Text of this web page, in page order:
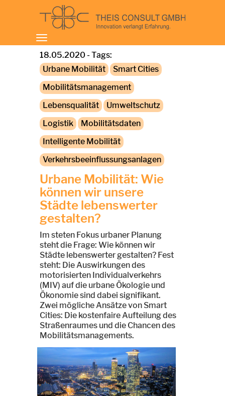
Toggle
navigation
18.05.2020 - Tags:
Urbane Mobilität
Smart Cities
Mobilitätsmanagement
Lebensqualität
Umweltschutz
Logistik
Mobilitätsdaten
Intelligente Mobilität
Verkehrsbeeinflussungsanlagen
Urbane Mobilität: Wie
können wir unsere
Städte lebenswerter
gestalten?
Im steten Fokus urbaner Planung
steht die Frage: Wie können wir
Städte lebenswerter gestalten? Fest
steht: Die Auswirkungen des
motorisierten Individualverkehrs
(MIV) auf die urbane Ökologie und
Ökonomie sind dabei signifikant.
Zwei mögliche Ansätze von Smart
Cities: Die kostenfaire Aufteilung des
Straßenraumes und die Chancen des
Mobilitätsmanagements.